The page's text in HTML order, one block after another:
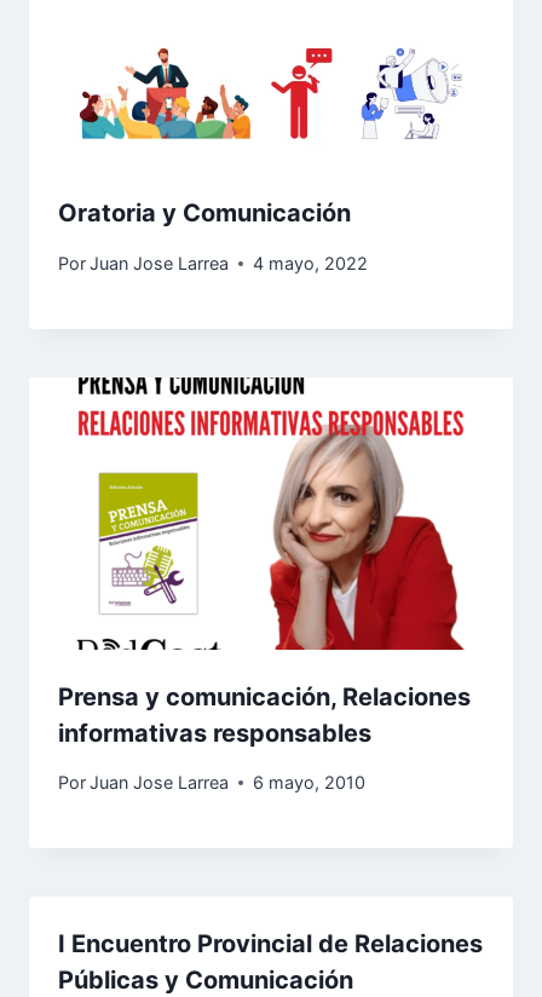
Oratoria y Comunicación
PorJuan Jose Larrea 4 mayo, 2022
Prensa y comunicación, Relaciones
informativas responsables
PorJuan Jose Larrea 6 mayo, 2010
I Encuentro Provincial de Relaciones
Públicas y Comunicación